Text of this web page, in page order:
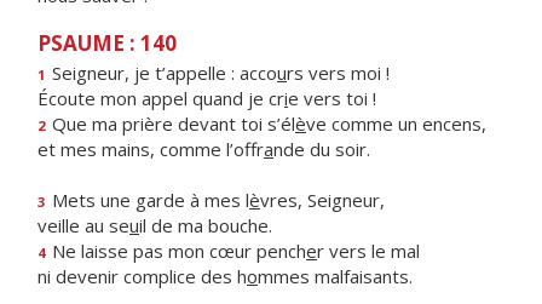
PSAUME : 140
1 Seigneur, je t’appelle : accours vers moi !
Écoute mon appel quand je crie vers toi !
2 Que ma prière devant toi s’élève comme un encens,
et mes mains, comme l’offrande du soir.
3 Mets une garde à mes lèvres, Seigneur,
veille au seuil de ma bouche.
4 Ne laisse pas mon cœur pencher vers le mal
ni devenir complice des hommes malfaisants.